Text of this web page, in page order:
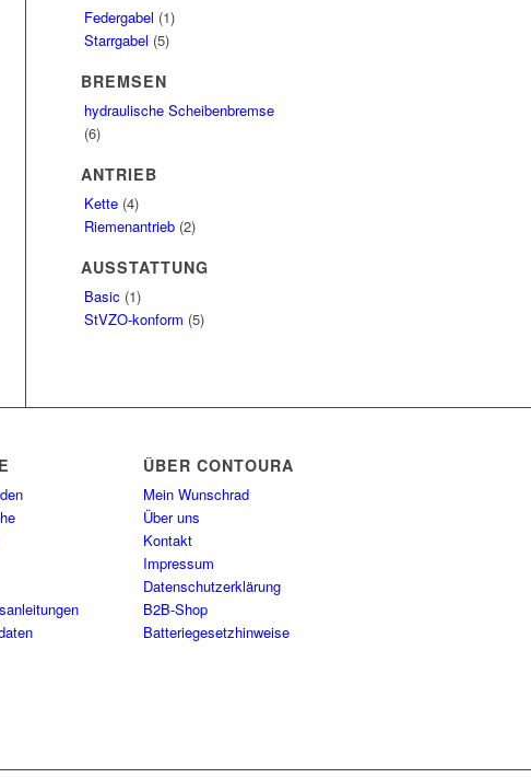
Federgabel (1)
Starrgabel (5)
BREMSEN
hydraulische Scheibenbremse
(6)
ANTRIEB
Kette (4)
Riemenantrieb (2)
AUSSTATTUNG
Basic (1)
StVZO-konform (5)
ÜBER CONTOURA
Mein Wunschrad
Über uns
Kontakt
Impressum
Datenschutzerklärung
B2B-Shop
Batteriegesetzhinweise